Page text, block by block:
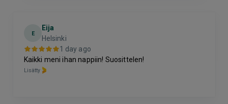
E
Eija
Helsinki
1 day ago
Kaikki meni ihan nappiin! Suosittelen!
Lisätty